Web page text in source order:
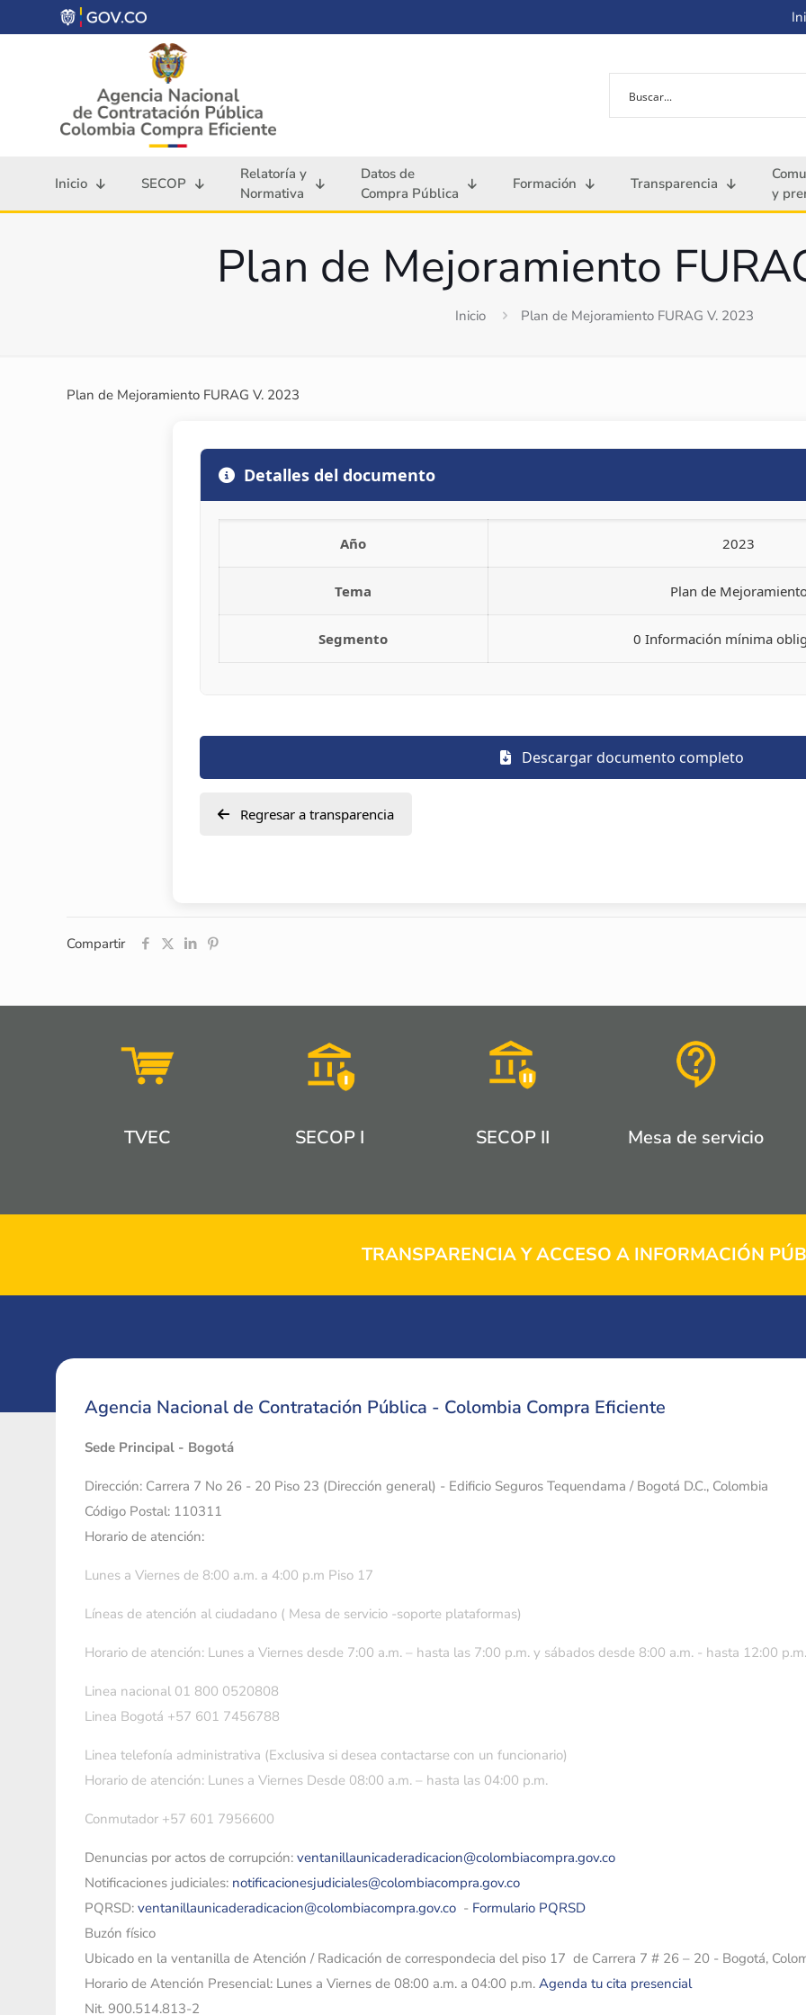
Inicio SECOP
Relatoría y
Normativa
Datos de
Compra Pública
Formación Transparencia
y
Plan de Mejoramiento
Inicio Plan de Mejoramiento FURAG V. 2023
Plan de Mejoramiento FURAG V. 2023
Detalles del documento
Año 2023
Tema Plan de
Segmento 0 Información mínima
Descargar documento completo
Regresar a transparencia
Compartir
TVEC SECOP I SECOP II Mesa de servicio
TRANSPARENCIA Y ACCESO A INFORMACIÓN
Agencia Nacional de Contratación Pública - Colombia Compra Eficiente
Sede Principal - Bogotá
Dirección: Carrera 7 No 26 - 20 Piso 23 (Dirección general) - Edificio Seguros Tequendama / Bogotá D.C., Colombia
Código Postal: 110311
Horario de atención:
Lunes a Viernes de 8:00 a.m. a 4:00 p.m Piso 17
Líneas de atención al ciudadano ( Mesa de servicio -soporte plataformas)
Horario de atención: Lunes a Viernes desde 7:00 a.m. – hasta las 7:00 p.m. y sábados desde 8:00 a.m. - hasta 12:00 p.m.
Linea nacional 01 800 0520808
Linea Bogotá +57 601 7456788
Linea telefonía administrativa (Exclusiva si desea contactarse con un funcionario)
Horario de atención: Lunes a Viernes Desde 08:00 a.m. – hasta las 04:00 p.m.
Conmutador +57 601 7956600
Denuncias por actos de corrupción: ventanillaunicaderadicacion@colombiacompra.gov.co
Notificaciones judiciales: notificacionesjudiciales@colombiacompra.gov.co
PQRSD: ventanillaunicaderadicacion@colombiacompra.gov.co - Formulario PQRSD
Buzón físico
Ubicado en la ventanilla de Atención / Radicación de correspondecia del piso 17 de Carrera 7 # 26 – 20 - Bogotá,
Horario de Atención Presencial: Lunes a Viernes de 08:00 a.m. a 04:00 p.m. Agenda tu cita presencial
Nit. 900.514.813-2